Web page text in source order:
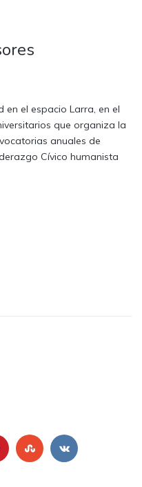
en el espacio Larra, en el
que organiza la
anuales de
Cívico humanista